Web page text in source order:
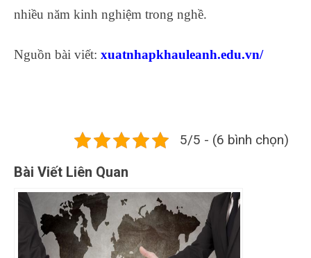
nhiều năm kinh nghiệm trong nghề.
Nguồn bài viết: xuatnhapkhauleanh.edu.vn/
5/5 - (6 bình chọn)
Bài Viết Liên Quan